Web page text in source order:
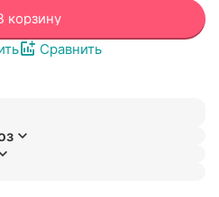
корзину
Сравнить